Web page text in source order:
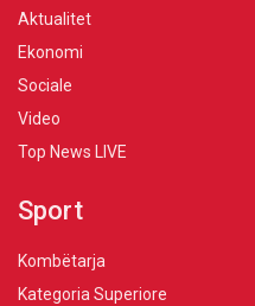
Aktualitet
Ekonomi
Sociale
Video
Top News LIVE
Sport
Kombëtarja
Kategoria Superiore